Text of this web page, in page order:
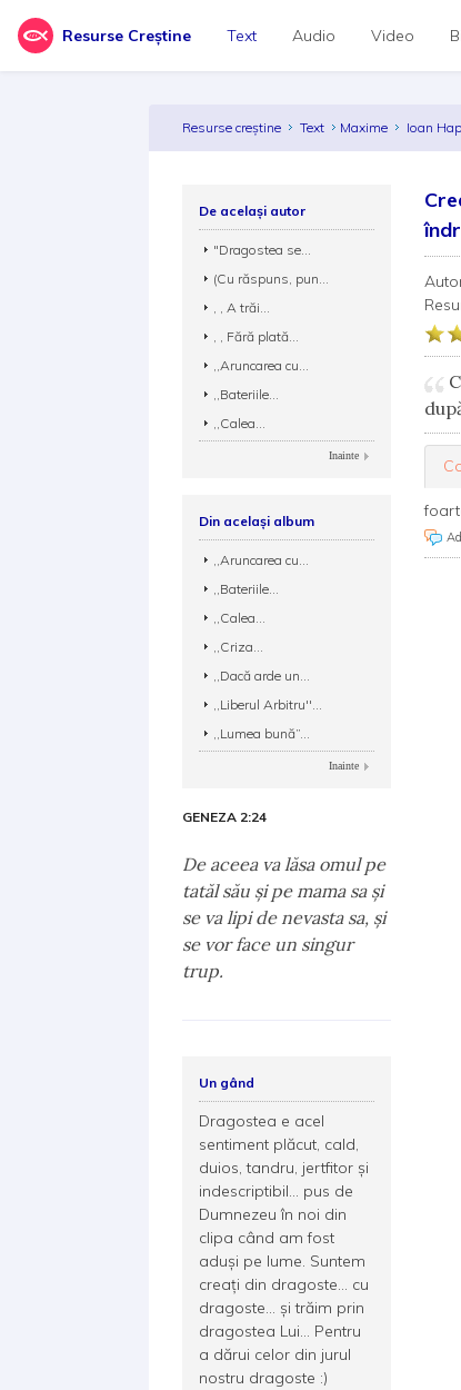
Resurse Creștine Text Audio Video
Resurse creștine Text Maxime Ioan
De același autor
"Dragostea se...
(Cu răspuns, pun...
, , A trăi...
, , Fără plată...
,,Aruncarea cu...
,,Bateriile...
,,Calea...
Inainte
Din același album
,,Aruncarea cu...
,,Bateriile...
,,Calea...
,,Criza...
,,Dacă arde un...
,,Liberul Arbitru''...
,,Lumea bună”...
Inainte
GENEZA 2:24
De aceea va lăsa omul pe
tatăl său şi pe mama sa şi
se va lipi de nevasta sa, şi
se vor face un singur
trup.
Un gând
Dragostea e acel
sentiment plăcut, cald,
duios, tandru, jertfitor şi
indescriptibil... pus de
Dumnezeu în noi din
clipa când am fost
aduşi pe lume. Suntem
creaţi din dragoste... cu
dragoste... şi trăim prin
dragostea Lui... Pentru
a dărui celor din jurul
nostru dragoste :)